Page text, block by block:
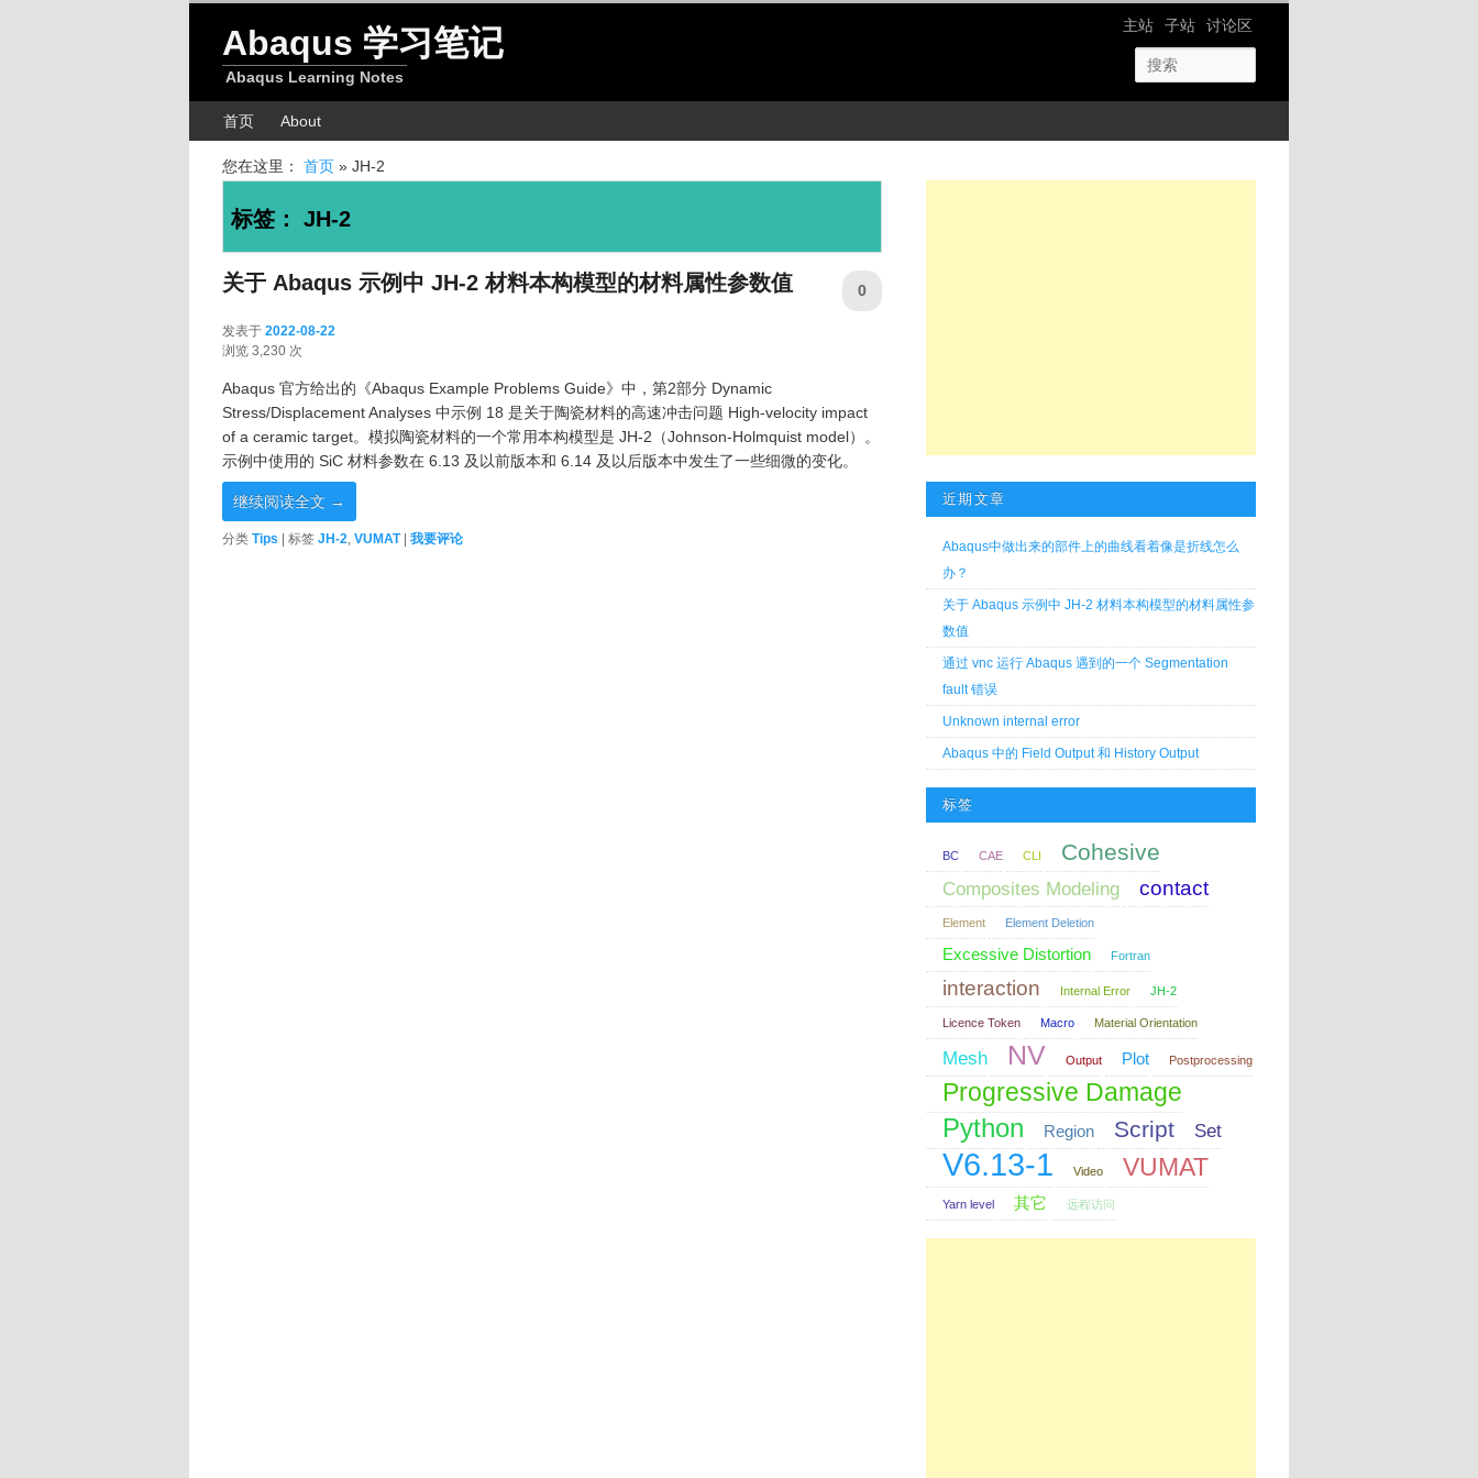
网站导航
主站 子站 讨论区
Abaqus 学习笔记
Abaqus Learning Notes
主菜单首页 About
您在这里： 首页 » JH-2
标签： JH-2
关于 Abaqus 示例中 JH-2 材料本构模型的材料属性参数值
发表于 2022-08-22
浏览 3,230 次
0
Abaqus 官方给出的《Abaqus Example Problems Guide》中，第2部分 Dynamic
Stress/Displacement Analyses 中示例 18 是关于陶瓷材料的高速冲击问题 High-velocity impact
of a ceramic target。模拟陶瓷材料的一个常用本构模型是 JH-2（Johnson-Holmquist model）。
示例中使用的 SiC 材料参数在 6.13 及以前版本和 6.14 及以后版本中发生了一些细微的变化。
继续阅读全文 →
分类 Tips 标签 JH-2, VUMAT 我要评论
近期文章
Abaqus中做出来的部件上的曲线看着像是折线怎么
办？
关于 Abaqus 示例中 JH-2 材料本构模型的材料属性参
数值
通过 vnc 运行 Abaqus 遇到的一个 Segmentation
fault 错误
Unknown internal error
Abaqus 中的 Field Output 和 History Output
标签
BC CAE CLI Cohesive
Composites Modeling contact
Element Element Deletion
Excessive Distortion Fortran
interaction Internal Error JH-2
Licence Token Macro Material Orientation
Mesh NV Output Plot Postprocessing
Progressive Damage
Python Region Script Set
V6.13-1 Video VUMAT
Yarn level 其它 远程访问